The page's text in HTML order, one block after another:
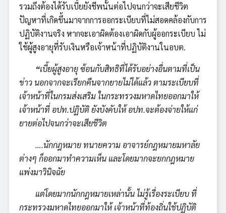
รวมถึงต้องได้รับเบี้ยยังชีพนั้นต่อไปจนกว่าจะเสียชีวิต
ปัญหาที่เกิดขึ้นมาจากการออกระเบียบที่ไม่สอดคล้องกับการ
ปฏิบัติงานจริง หากจะเอาผิดต้องเอาผิดกับผู้ออกระเบียบ ไม่
ใช้ผู้สูงอายุที่รับเงินหรือเจ้าหน้าที่ปฏิบัติงานในอบต.
“เบี้ยผู้สูงอายุ ซ้อนกับสิทธิที่ได้รับอย่างอื่นตามที่เป็น
ข่าว นอกจากจะเรียกคืนจากยายไม่ได้แล้ว ตามระเบียบที่
เจ้าหน้าที่ในกรมส่งเสริม ในกระทรวงมหาดไทยออกมาให้
เจ้าหน้าที่ อปท.ปฏิบัติ ยังบังคับให้ อปท.จะต้องจ่ายให้แก่
ยายต่อไปจนกว่าจะเสียชีวิต
….นักกฎหมาย ทนายความ อาจารย์กฎหมายมหาลัย
ต่างๆ ก็ออกมาทำความเห็น และโดยมากจะยกกฎหมาย
แพ่งมาวินิจฉัย
แต่โดยมากนักกฎหมายเหล่านั้น ไม่รู้เรื่องระเบียบ ที่
กระทรวงมหาดไทยออกมาให้ เจ้าหน้าที่ท้องถิ่นใช้ปฏิบัติ